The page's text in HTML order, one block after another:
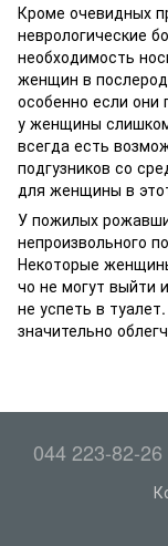
Кроме очевидных
неврологические
необходимость
женщин в
особенно если
у женщины
всегда есть
подгузников со
для женщины в
У пожилых
непроизвольного
Некоторые
чо не могут выйти
не успеть в
значительно
044 223-82-26